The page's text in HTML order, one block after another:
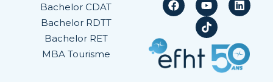
Bachelor CDAT
Bachelor RDTT
Bachelor RET
MBA Tourisme